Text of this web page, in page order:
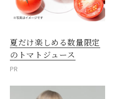
夏だけ楽しめる数量限定
のトマトジュース
PR